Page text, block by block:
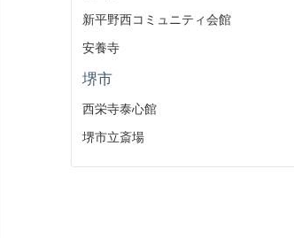
新平野西コミュニティ会館
安養寺
堺市
西栄寺泰心館
堺市立斎場